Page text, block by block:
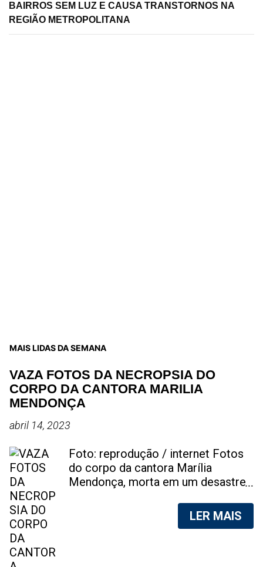
BAIRROS SEM LUZ E CAUSA TRANSTORNOS NA
REGIÃO METROPOLITANA
MAIS LIDAS DA SEMANA
VAZA FOTOS DA NECROPSIA DO
CORPO DA CANTORA MARILIA
MENDONÇA
abril 14, 2023
Foto: reprodução / internet Fotos
do corpo da cantora Marília
Mendonça, morta em um desastre
foram vazadas na internet. A
divulgação de fotos do corpo de
LER MAIS